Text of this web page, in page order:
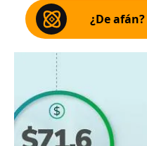
¿De afán?